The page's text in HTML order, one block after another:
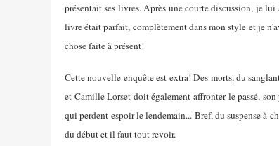
présentait ses livres. Après une courte discussion, je
livre était parfait, complètement dans mon style et je
chose faite à présent!
Cette nouvelle enquête est extra! Des morts, du
et Camille Lorset doit également affronter le passé,
qui perdent espoir le lendemain... Bref, du suspense à
du début et il faut tout revoir.